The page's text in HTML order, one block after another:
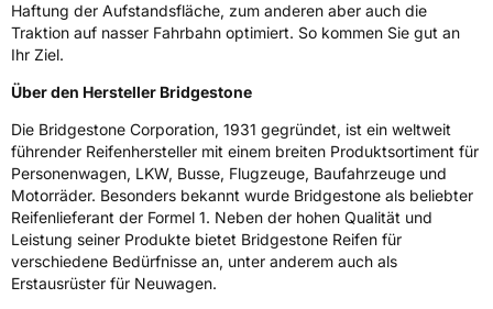
Haftung der Aufstandsfläche, zum anderen aber auch die
Traktion auf nasser Fahrbahn optimiert. So kommen Sie gut an
Ihr Ziel.
Über den Hersteller Bridgestone
Die Bridgestone Corporation, 1931 gegründet, ist ein weltweit
führender Reifenhersteller mit einem breiten Produktsortiment für
Personenwagen, LKW, Busse, Flugzeuge, Baufahrzeuge und
Motorräder. Besonders bekannt wurde Bridgestone als beliebter
Reifenlieferant der Formel 1. Neben der hohen Qualität und
Leistung seiner Produkte bietet Bridgestone Reifen für
verschiedene Bedürfnisse an, unter anderem auch als
Erstausrüster für Neuwagen.